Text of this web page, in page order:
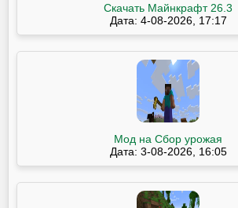
Скачать Майнкрафт 26.3
Дата: 4-08-2026, 17:17
Мод на Сбор урожая
Дата: 3-08-2026, 16:05